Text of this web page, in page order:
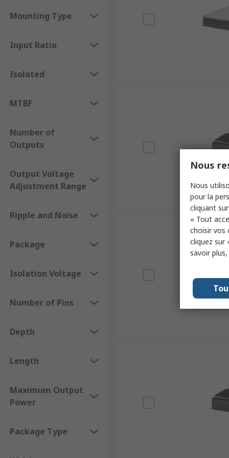
Mounting Type
Input Ratio
Isolated
MTBF
Number of
Outputs
Output Voltage
Adjustment Range
Ripple and Noise
Package
Isolation Voltage
Number of Pins
Depth
Length
Maximum Output
Power
Package Type
Nous
Nous
pour la
cliquant sur
« Tout
choisir vos
cliquez sur
savoir